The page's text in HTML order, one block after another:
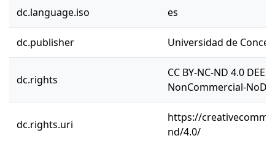
dc.language.iso es
dc.publisher Universidad de
dc.rights
CC BY-NC-ND 4.0
NonCommercial-
dc.rights.uri
https://
nd/4.0/